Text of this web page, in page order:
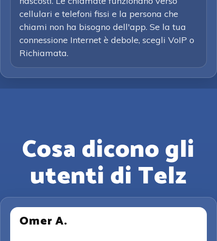
cellulari e telefoni fissi e la persona che
chiami non ha bisogno dell'app. Se la tua
connessione Internet è debole, scegli VoIP o
Richiamata.
Cosa dicono gli
utenti di Telz
Omer A.